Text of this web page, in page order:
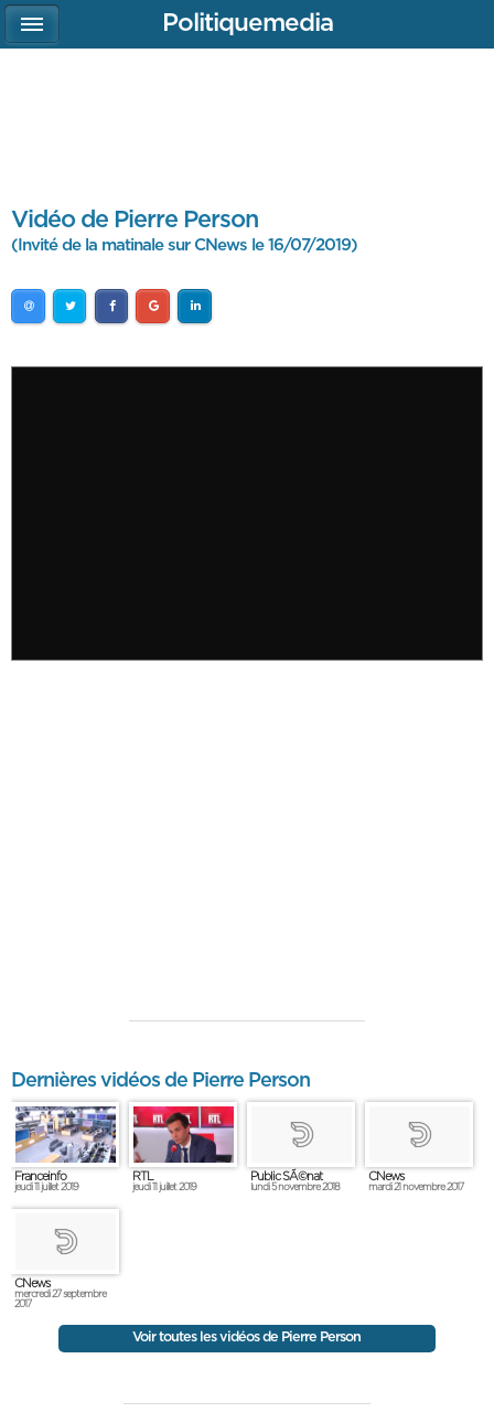
Vidéo de Pierre Person
(Invité de la matinale sur CNews le 16/07/2019)
Dernières vidéos de Pierre Person
Franceinfo
jeudi 11 juillet 2019
RTL
jeudi 11 juillet 2019
Public SÃ©nat
lundi 5 novembre 2018
CNews
mardi 21 novembre 2017
CNews
mercredi 27 septembre
2017
Voir toutes les vidéos de Pierre Person
Politiquemedia